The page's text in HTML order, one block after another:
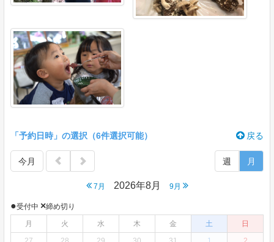
戻る
「予約日時」の選択（6件選択可能）
今月
7月 2026年8月 9月
週 月
●受付中 ×締め切り
月
火 水 木 金 土
日